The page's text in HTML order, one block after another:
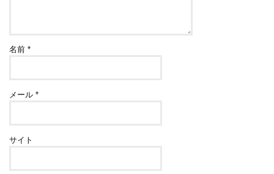
名前*
メール*
サイト